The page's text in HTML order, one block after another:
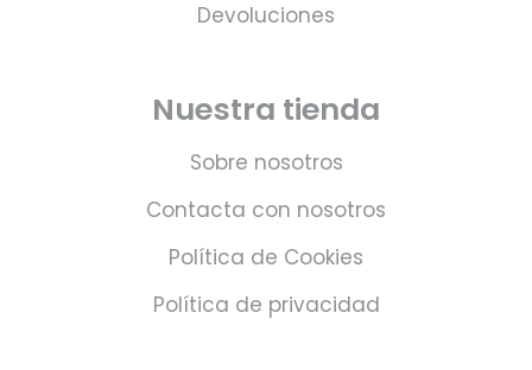
Devoluciones
Nuestra tienda
Sobre nosotros
Contacta con nosotros
Política de Cookies
Política de privacidad